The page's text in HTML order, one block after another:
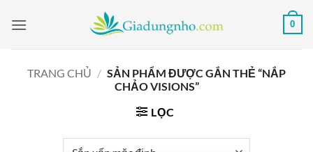
qua
0
TRANG CHỦ / SẢN PHẨM ĐƯỢC GẮN THẺ “NẮP
CHẢO VISIONS”
LỌC